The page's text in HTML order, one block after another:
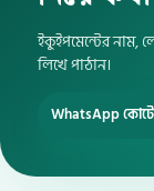
ইকুইপমেন্টের
লিখে পাঠান।
WhatsApp